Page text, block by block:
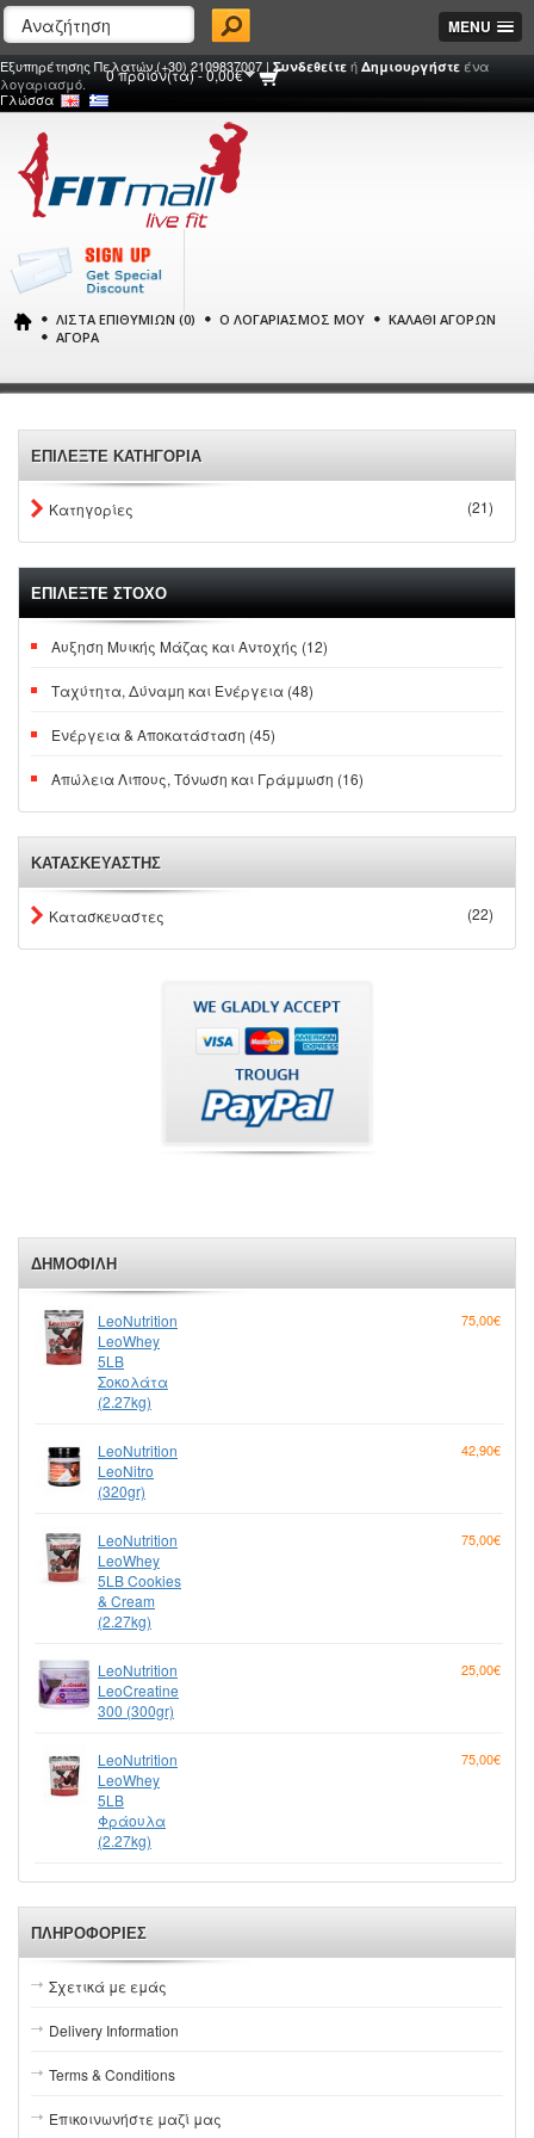
MENU
Γλώσσα
0 προϊόν(τα) - 0,00€
Εξυπηρέτησης Πελατών (+30) 2109837007 | Συνδεθείτε ή Δημιουργήστε ένα
λογαριασμό.
ΛΊΣΤΑ ΕΠΙΘΥΜΙΏΝ (0) Ο ΛΟΓΑΡΙΑΣΜΌΣ ΜΟΥ
ΚΑΛΆΘΙ ΑΓΟΡΏΝ
ΑΓΟΡΆ
ΕΠΙΛΕΞΤΕ ΚΑΤΗΓΟΡΙΑ
Κατηγορίες (21)
ΕΠΙΛΕΞΤΕ ΣΤΟΧΟ
Αυξηση Μυικής Μάζας και Αντοχής (12)
Ταχύτητα, Δύναμη και Ενέργεια (48)
Ενέργεια & Αποκατάσταση (45)
Απώλεια Λιπους, Τόνωση και Γράμμωση (16)
ΚΑΤΑΣΚΕΥΑΣΤΗΣ
Κατασκευαστες (22)
ΔΗΜΟΦΙΛΉ
LeoNutrition
LeoWhey
5LB
Σοκολάτα
(2.27kg)
75,00€
LeoNutrition
LeoNitro
(320gr)
42,90€
LeoNutrition
LeoWhey
5LB Cookies
& Cream
(2.27kg)
75,00€
LeoNutrition
LeoCreatine
300 (300gr)
25,00€
LeoNutrition
LeoWhey
5LB
Φράουλα
(2.27kg)
75,00€
ΠΛΗΡΟΦΟΡΊΕΣ
Σχετικά με εμάς
Delivery Information
Terms & Conditions
Επικοινωνήστε μαζί μας